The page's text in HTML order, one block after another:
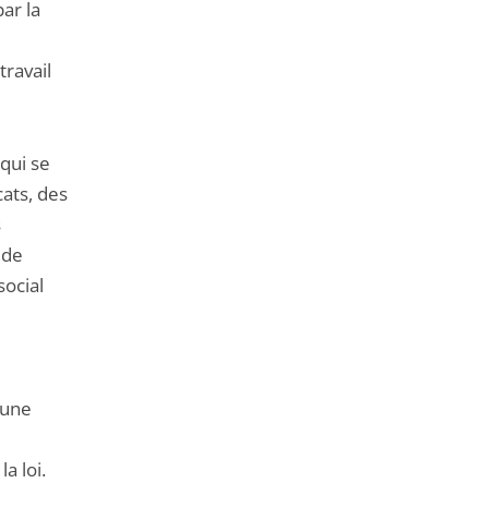
la
se
des
loi.